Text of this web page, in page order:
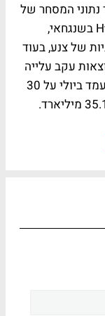
נתוני המסחר של
סין" אמר ניי ויין, אנליסט ב- Hwabao Trust בשנגחאי,
של צנע, בעוד
עקב עלייה
באינפלציה". נציין כי היצוא מסין לארה"ב עמד ביולי על 30